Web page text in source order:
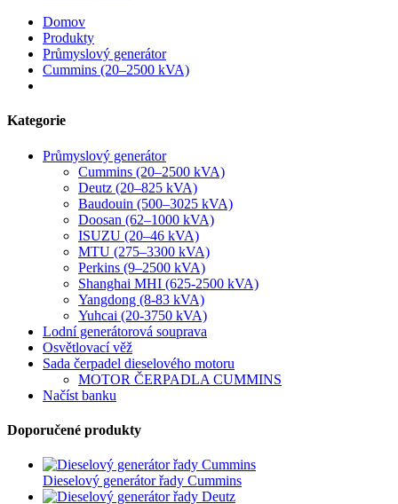
Domov
Produkty
Průmyslový generátor
Cummins (20–2500 kVA)
Kategorie
Průmyslový generátor
Cummins (20–2500 kVA)
Deutz (20–825 kVA)
Baudouin (500–3025 kVA)
Doosan (62–1000 kVA)
ISUZU (20–46 kVA)
MTU (275–3300 kVA)
Perkins (9–2500 kVA)
Shanghai MHI (625-2500 kVA)
Yangdong (8-83 kVA)
Yuhcai (20-3750 kVA)
Lodní generátorová souprava
Osvětlovací věž
Sada čerpadel dieselového motoru
MOTOR ČERPADLA CUMMINS
Načíst banku
Doporučené produkty
Dieselový generátor řady Cummins